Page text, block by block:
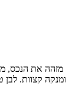
ומנקה קצוות.